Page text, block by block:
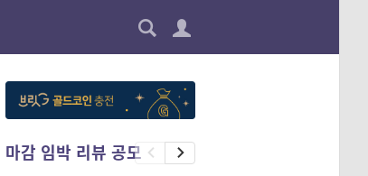
마감 임박 리뷰 공모